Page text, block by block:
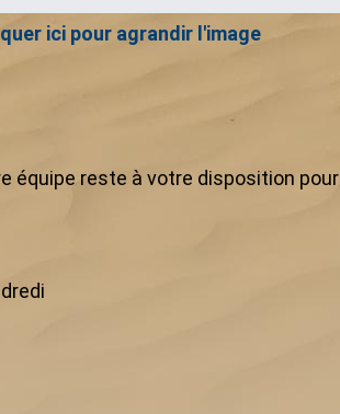
ici pour agrandir l'image
équipe reste à votre disposition